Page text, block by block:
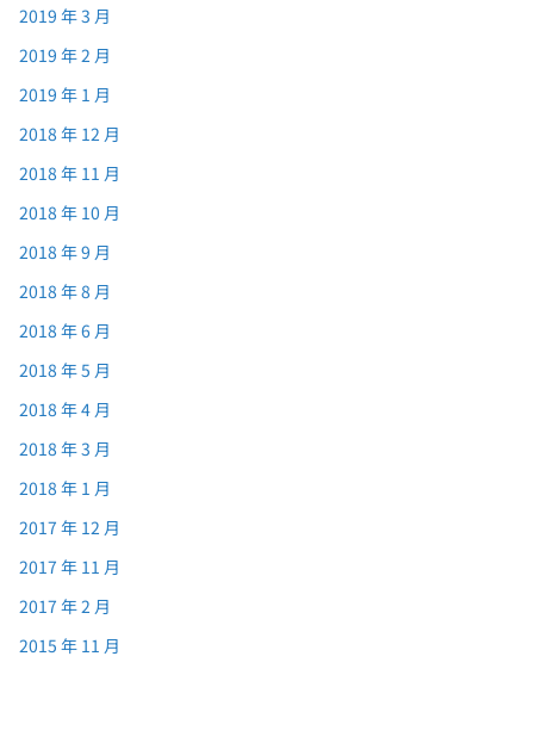
2019 年 3 月
2019 年 2 月
2019 年 1 月
2018 年 12 月
2018 年 11 月
2018 年 10 月
2018 年 9 月
2018 年 8 月
2018 年 6 月
2018 年 5 月
2018 年 4 月
2018 年 3 月
2018 年 1 月
2017 年 12 月
2017 年 11 月
2017 年 2 月
2015 年 11 月